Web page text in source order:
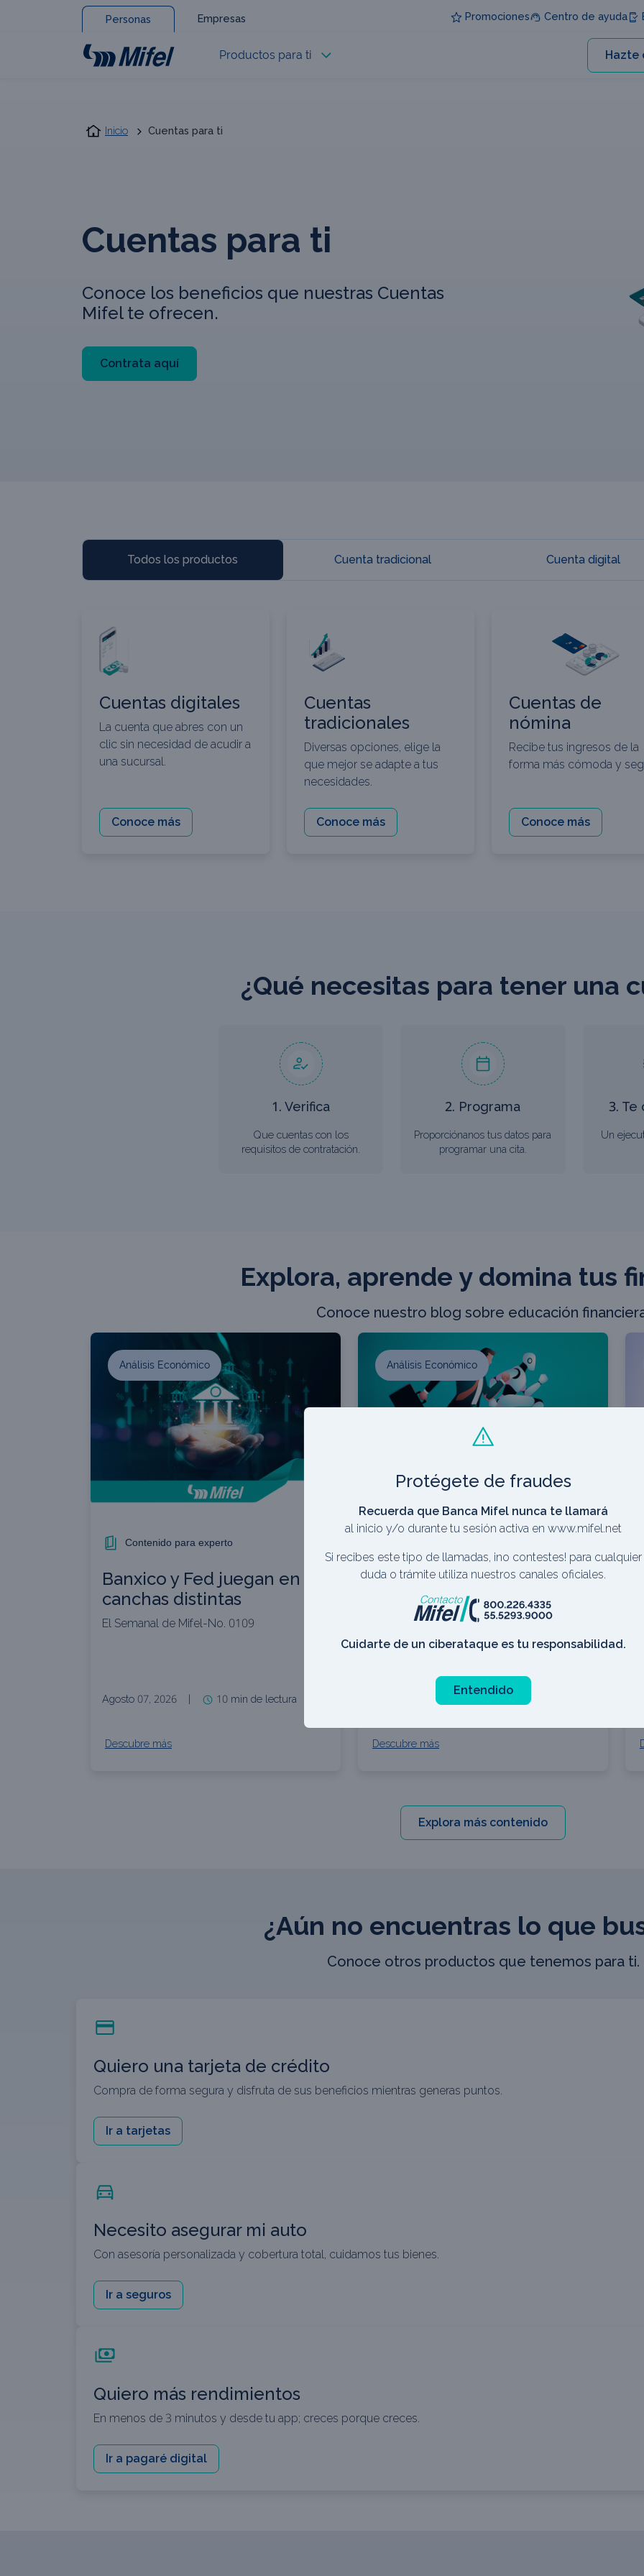
Personas Empresas Promociones Centro de ayuda
Productos para ti Hazte
Inicio Cuentas para ti
Cuentas para ti
Conoce los beneficios que nuestras Cuentas
Mifel te ofrecen.
Contrata aquí
Todos los productos Cuenta tradicional Cuenta digital
Cuentas digitales
La cuenta que abres con un
clic sin necesidad de acudir a
una sucursal.
Conoce más
Cuentas
tradicionales
Diversas opciones, elige la
que mejor se adapte a tus
necesidades.
Conoce más
Cuentas de
nómina
Recibe tus ingresos de la
forma más cómoda y
Conoce más
¿Qué necesitas para tener una
1. Verifica
Que cuentas con los
requisitos de contratación.
2. Programa
Proporciónanos tus datos para
programar una cita.
3. Te
Un
Explora, aprende y domina tus
Conoce nuestro blog sobre educación
Análisis Económico
Contenido para experto
Banxico y Fed juegan en
canchas distintas
El Semanal de Mifel-No. 0109
Agosto 07, 2026 | 10 min de lectura
Descubre más
Análisis Económico
Tres de la Fed rompen filas
El Semanal de Mifel-No. 0108
10 min de lectura
Descubre más
Explora más contenido
¿Aún no encuentras lo que
Conoce otros productos que tenemos para ti.
Quiero una tarjeta de crédito
Compra de forma segura y disfruta de sus beneficios mientras generas puntos.
Ir a tarjetas
Necesito asegurar mi auto
Con asesoría personalizada y cobertura total, cuidamos tus bienes.
Ir a seguros
Quiero más rendimientos
En menos de 3 minutos y desde tu app; creces porque creces.
Ir a pagaré digital
Protégete de fraudes
Recuerda que Banca Mifel nunca te llamará
al inicio y/o durante tu sesión activa en www.mifel.net
Si recibes este tipo de llamadas, ¡no contestes! para cualquier
duda o trámite utiliza nuestros canales oficiales.
Cuidarte de un ciberataque es tu responsabilidad.
Entendido